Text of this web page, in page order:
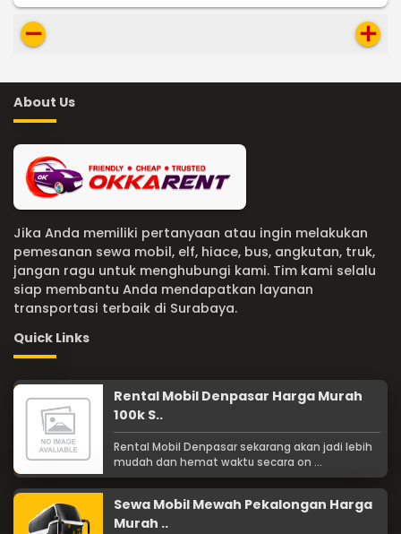
remove add
About Us
Jika Anda memiliki pertanyaan atau ingin melakukan
pemesanan sewa mobil, elf, hiace, bus, angkutan, truk,
jangan ragu untuk menghubungi kami. Tim kami selalu
siap membantu Anda mendapatkan layanan
transportasi terbaik di Surabaya.
Quick Links
Rental Mobil Denpasar Harga Murah
100k S..
Rental Mobil Denpasar sekarang akan jadi lebih
mudah dan hemat waktu secara on ...
Sewa Mobil Mewah Pekalongan Harga
Murah ..